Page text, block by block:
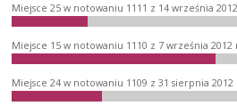
Miejsce 25 w notowaniu 1111 z 14 września
Miejsce 15 w notowaniu 1110 z 7 września
Miejsce 24 w notowaniu 1109 z 31 sierpnia